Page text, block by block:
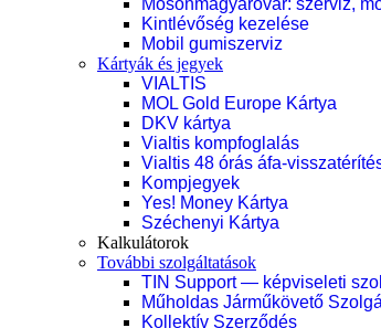
Mosonmagyaróvár: szerviz,
Kintlévőség kezelése
Mobil gumiszerviz
Kártyák és jegyek
VIALTIS
MOL Gold Europe Kártya
DKV kártya
Vialtis kompfoglalás
Vialtis 48 órás áfa-
Kompjegyek
Yes! Money Kártya
Széchenyi Kártya
Kalkulátorok
További szolgáltatások
TIN Support — képviseleti
Műholdas Járműkövető
Kollektív Szerződés